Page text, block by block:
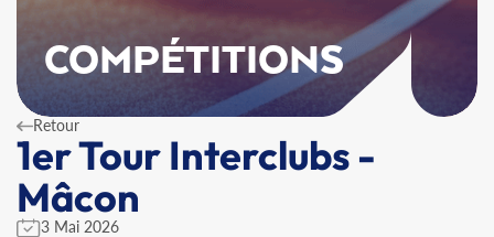
COMPÉTITIONS
Retour
1er Tour Interclubs -
Mâcon
3 Mai 2026